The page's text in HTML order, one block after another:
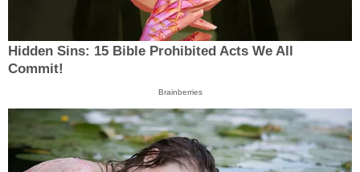
Hidden Sins: 15 Bible Prohibited Acts We All
Commit!
Brainberries